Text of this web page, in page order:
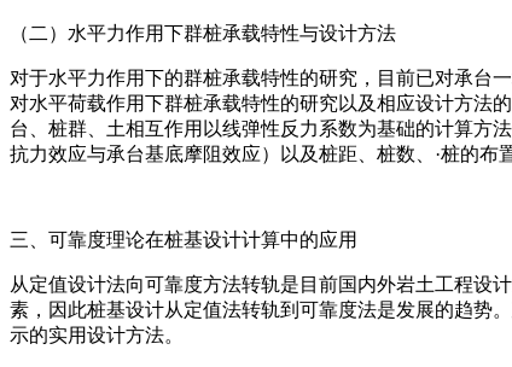
（二）水平力作用下群桩承载特性与设计方法
对于水平力作用下的群桩承载特性的研究，目前已对承台
对水平荷载作用下群桩承载特性的研究以及相应设计方法
台、桩群、土相互作用以线弹性反力系数为基础的计算方
抗力效应与承台基底摩阻效应）以及桩距、桩数、·桩的布
三、可靠度理论在桩基设计计算中的应用
从定值设计法向可靠度方法转轨是目前国内外岩土工程设
素，因此桩基设计从定值法转轨到可靠度法是发展的趋势
示的实用设计方法。